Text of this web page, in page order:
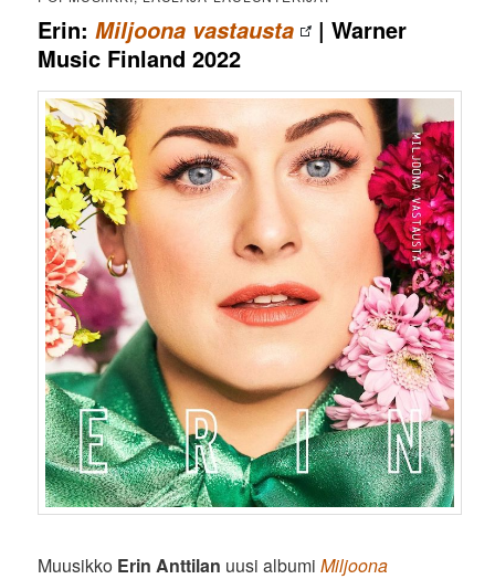
Erin:Miljoona vastausta
| Warner
Music Finland 2022
Muusikko Erin Anttilan uusi albumiMiljoona